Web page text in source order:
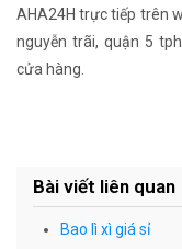
AHA24H trực tiếp trên
nguyễn trãi, quận 5
cửa hàng.
Bài viết liên quan
Bao lì xì giá sỉ